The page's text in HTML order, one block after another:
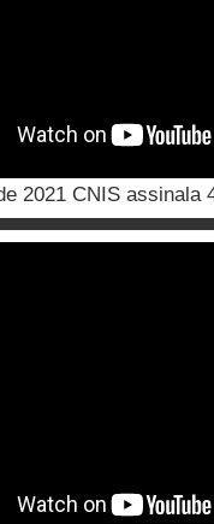
2021 CNIS assinala